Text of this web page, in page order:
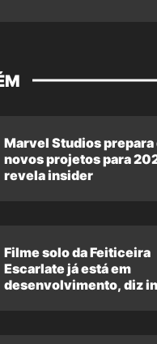
Marvel Studios prepara
novos projetos para
revela insider
Filme solo da Feiticeira
Escarlate já está em
desenvolvimento, diz